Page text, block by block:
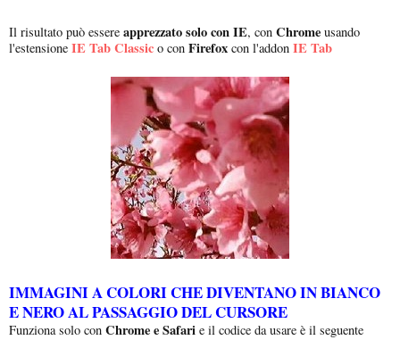
Il risultato può essere apprezzato solo con IE, con Chrome usando
l'estensione IE Tab Classic o con Firefox con l'addon IE Tab
IMMAGINI A COLORI CHE DIVENTANO IN BIANCO
E NERO AL PASSAGGIO DEL CURSORE
Funziona solo con Chrome e Safari e il codice da usare è il seguente